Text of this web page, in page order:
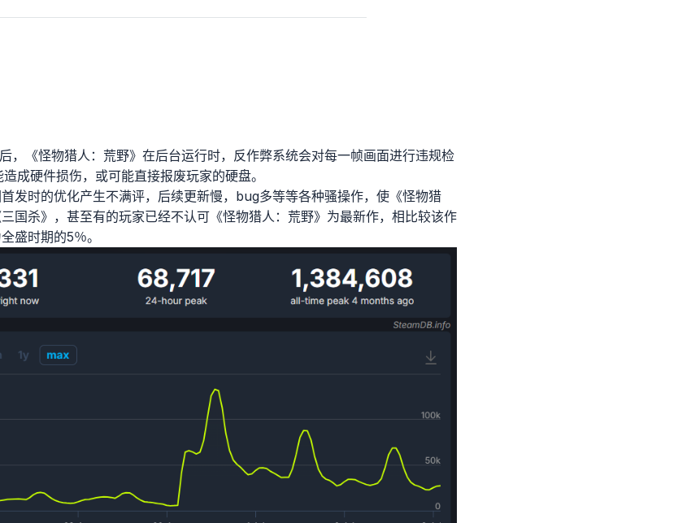
，《怪物猎人：荒野》在后台运行时，反作弊系统会对每一帧画面进行违规检
成硬件损伤，或可能直接报废玩家的硬盘。
发时的优化产生不满评，后续更新慢，bug多等等各种骚操作，使《怪物猎
国杀》，甚至有的玩家已经不认可《怪物猎人：荒野》为最新作，相比较该作
盛时期的5％。